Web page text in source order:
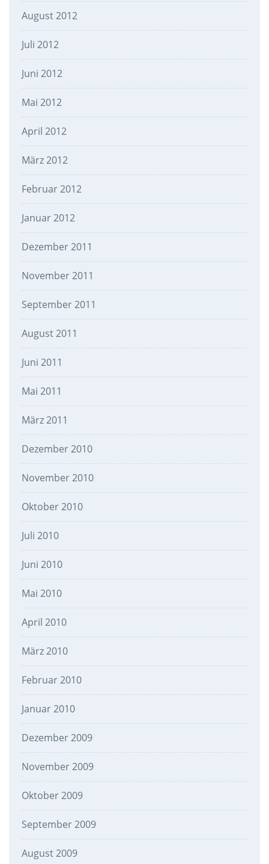
August 2012
Juli 2012
Juni 2012
Mai 2012
April 2012
März 2012
Februar 2012
Januar 2012
Dezember 2011
November 2011
September 2011
August 2011
Juni 2011
Mai 2011
März 2011
Dezember 2010
November 2010
Oktober 2010
Juli 2010
Juni 2010
Mai 2010
April 2010
März 2010
Februar 2010
Januar 2010
Dezember 2009
November 2009
Oktober 2009
September 2009
August 2009